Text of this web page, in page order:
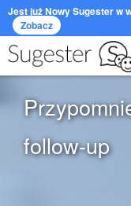
Jest już Nowy Sugester w
Zobacz
follow-up